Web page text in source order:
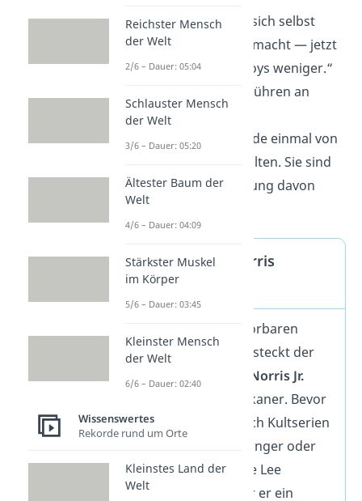
„Chuck Norris hat sich selbst
Cowboy-Stiefel
gemacht — jetzt
gibt es zwei Cowboys weniger.“
zahlt Gebühren an
Chuck Norris.“
„Chuck Norris wurde einmal von
angehalten. Sie sind
mit einer Verwarnung davon
gekommen.“
Wer ist Chuck Norris
eigentlich?
Hinter dem unzerstörbaren
Internet-Phänomen steckt der
1940 als
Carlos Ray Norris Jr.
geborene US-Amerikaner. Bevor
er in Hollywood durch Kultserien
wie Walker, Texas Ranger oder
Kämpfe gegen Bruce Lee
berühmt wurde, war er ein
Reichster Mensch
der Welt
2/6 – Dauer: 05:04
Schlauster Mensch
der Welt
3/6 – Dauer: 05:20
Ältester Baum der
Welt
4/6 – Dauer: 04:09
Stärkster Muskel
im Körper
5/6 – Dauer: 03:45
Kleinster Mensch
der Welt
6/6 – Dauer: 02:40
Wissenswertes
Rekorde rund um Orte
Kleinstes Land der
Welt